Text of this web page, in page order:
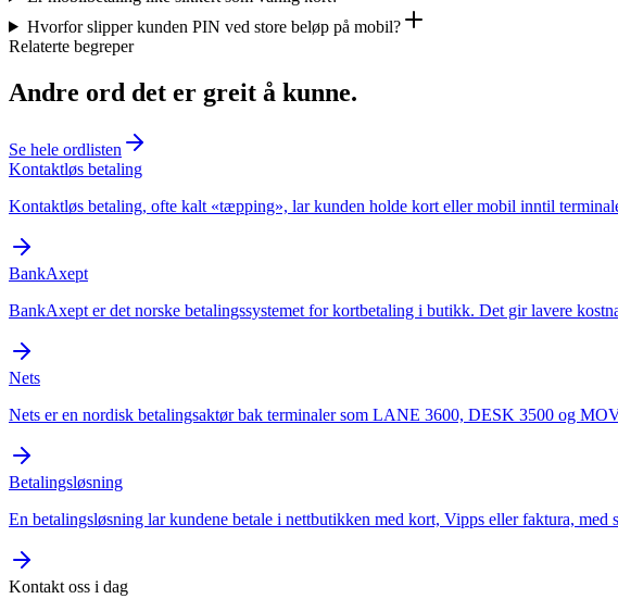
Hvorfor slipper kunden PIN ved store beløp på mobil?
Relaterte begreper
Andre ord det er greit å kunne.
Se hele ordlisten
Kontaktløs betaling
Kontaktløs betaling, ofte kalt «tæpping», lar kunden holde kort eller mobil inntil
BankAxept
BankAxept er det norske betalingssystemet for kortbetaling i butikk. Det gir lavere
Nets
Nets er en nordisk betalingsaktør bak terminaler som LANE 3600, DESK 3500 og
Betalingsløsning
En betalingsløsning lar kundene betale i nettbutikken med kort, Vipps eller faktura,
Kontakt oss i dag